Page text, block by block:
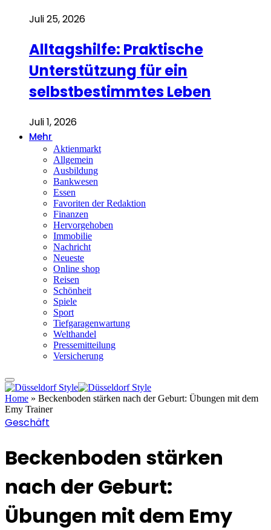
Juli 25, 2026
Alltagshilfe: Praktische
Unterstützung für ein
selbstbestimmtes Leben
Juli 1, 2026
Mehr
Aktienmarkt
Allgemein
Ausbildung
Bankwesen
Essen
Favoriten der Redaktion
Finanzen
Hervorgehoben
Immobilie
Nachricht
Neueste
Online shop
Reisen
Schönheit
Spiele
Sport
Tiefgaragenwartung
Welthandel
Pressemitteilung
Versicherung
Home » Beckenboden stärken nach der Geburt: Übungen mit dem
Emy Trainer
Geschäft
Beckenboden stärken
nach der Geburt:
Übungen mit dem Emy